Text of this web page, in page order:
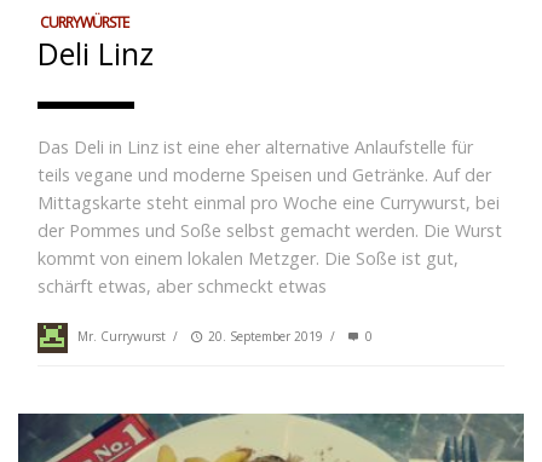
CURRYWÜRSTE
Deli Linz
Das Deli in Linz ist eine eher alternative Anlaufstelle für
teils vegane und moderne Speisen und Getränke. Auf der
Mittagskarte steht einmal pro Woche eine Currywurst, bei
der Pommes und Soße selbst gemacht werden. Die Wurst
kommt von einem lokalen Metzger. Die Soße ist gut,
schärft etwas, aber schmeckt etwas
Mr. Currywurst / 20. September 2019 / 0